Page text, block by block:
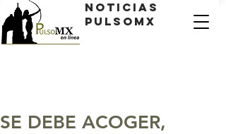
Noticias
PulsoMX
SE DEBE ACOGER,